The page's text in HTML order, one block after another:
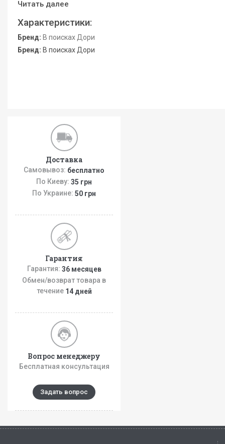
Читать далее
Характеристики:
Бренд: В поисках Дори
Бренд: В поисках Дори
Доставка
Самовывоз: бесплатно
По Киеву: 35 грн
По Украине: 50 грн
Гарантия
Гарантия: 36 месяцев
Обмен/возврат товара в
течение 14 дней
Вопрос менеджеру
Бесплатная консультация
Задать вопрос